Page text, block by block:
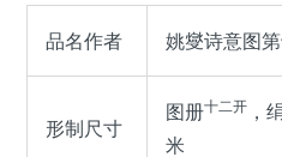
品名作者 姚燮诗意图
形制尺寸
图册十二开 ，
米